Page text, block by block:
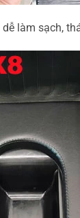
làm sạch,